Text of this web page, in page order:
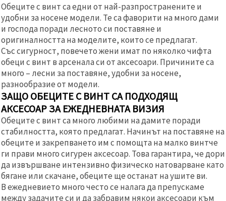
Обеците с винт са едни от най-разпространените и
удобни за носене модели. Те са фаворити на много дами
и господа поради лесното си поставяне и
оригиналността на моделите, които се предлагат.
Със сигурност, повечето жени имат по няколко чифта
обеци с винт в арсенала си от аксесоари. Причините са
много – лесни за поставяне, удобни за носене,
разнообразие от модели.
ЗАЩО ОБЕЦИТЕ С ВИНТ СА ПОДХОДЯЩ
АКСЕСОАР ЗА ЕЖЕДНЕВНАТА ВИЗИЯ
Обеците с винт са много любими на дамите поради
стабилността, която предлагат. Начинът на поставяне на
обеците и закрепването им с помощта на малко винтче
ги прави много сигурен аксесоар. Това гарантира, че дори
да извършване интензивно физическо натоварване като
бягане или скачане, обеците ще останат на ушите ви.
В ежедневието много често се налага да препускаме
между задачите си и да забравим някои аксесоари към